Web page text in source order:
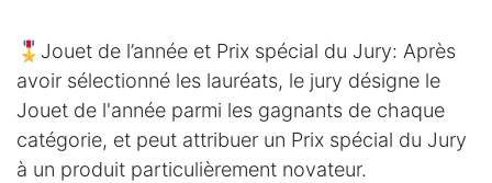
🎖️Jouet de l’année et Prix spécial du Jury: Après
avoir sélectionné les lauréats, le jury désigne le
Jouet de l'année parmi les gagnants de chaque
catégorie, et peut attribuer un Prix spécial du Jury
à un produit particulièrement novateur.